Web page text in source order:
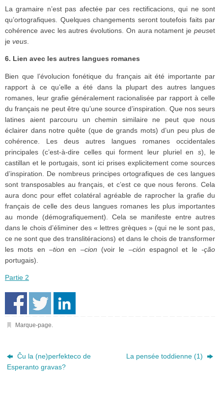
La gramaire n’est pas afectée par ces rectificacions, qui ne sont
qu’ortografiques. Quelques changements seront toutefois faits par
cohérence avec les autres évolutions. On aura notament je peuset
je veus
6. Lien avec les autres langues romanes
Bien que l’évolucion fonétique du français ait été importante par
rapport à ce qu’elle a été dans la plupart des autres langues
romanes, leur grafie généralement racionalisée par rapport à celle
du français ne peut être qu’une source d’inspiration. Que nos seurs
latines aient parcouru un chemin similaire ne peut que nous
éclairer dans notre quête (que de grands mots) d’un peu plus de
cohérence. Les deus autres langues romanes occidentales
principales (c’est-à-dire celles qui forment leur pluriel en s), le
castillan et le portugais, sont ici prises explicitement come sources
d’inspiration. De nombreus principes ortografiques de ces langues
sont transposables au français, et c’est ce que nous ferons. Cela
aura donc pour effet colatéral agréable de raprocher la grafie du
français de celle des deus langues romanes les plus importantes
au monde (démografiquement). Cela se manifeste entre autres
dans le chois d’éliminer des « lettres grèques » (qui ne le sont pas,
ce ne sont que des translitéracions) et dans le chois de transformer
les mots en –tion en –cion (voir le –ción espagnol et le-ção
portugais).
Partie 2
Marque-page.
Ĉu la (ne)perfekteco de
Esperanto gravas?
La pensée toddienne (1)